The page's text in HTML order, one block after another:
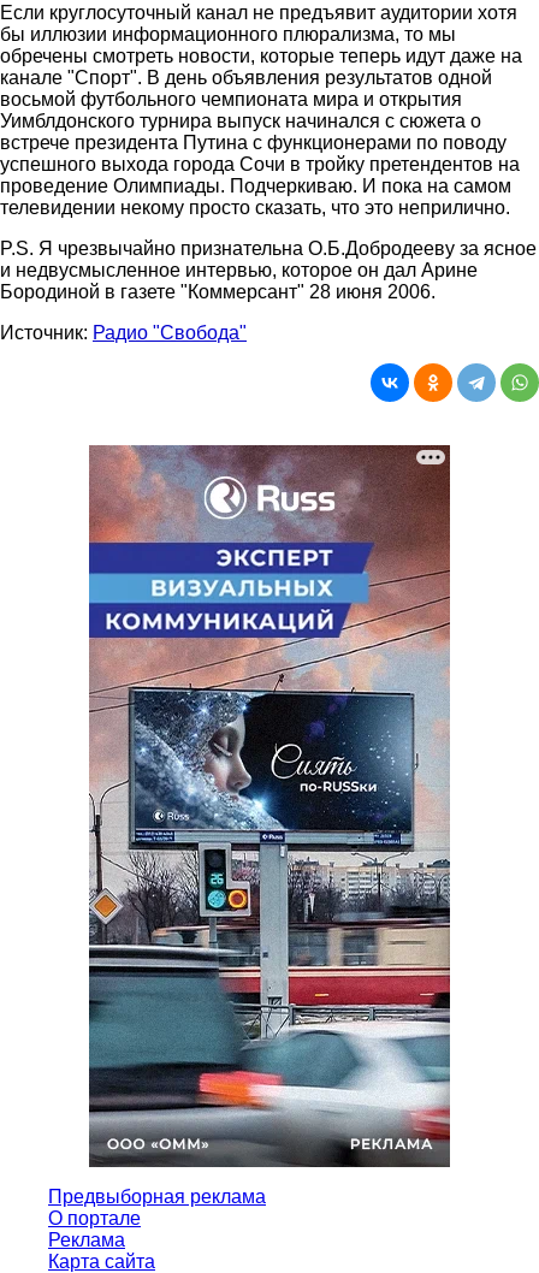
Если круглосуточный канал не предъявит аудитории хотя
бы иллюзии информационного плюрализма, то мы
обречены смотреть новости, которые теперь идут даже на
канале "Спорт". В день объявления результатов одной
восьмой футбольного чемпионата мира и открытия
Уимблдонского турнира выпуск начинался с сюжета о
встрече президента Путина с функционерами по поводу
успешного выхода города Сочи в тройку претендентов на
проведение Олимпиады. Подчеркиваю. И пока на самом
телевидении некому просто сказать, что это неприлично.
P.S. Я чрезвычайно признательна О.Б.Добродееву за ясное
и недвусмысленное интервью, которое он дал Арине
Бородиной в газете "Коммерсант" 28 июня 2006.
Источник: Радио "Свобода"
Предвыборная реклама
О портале
Реклама
Карта сайта